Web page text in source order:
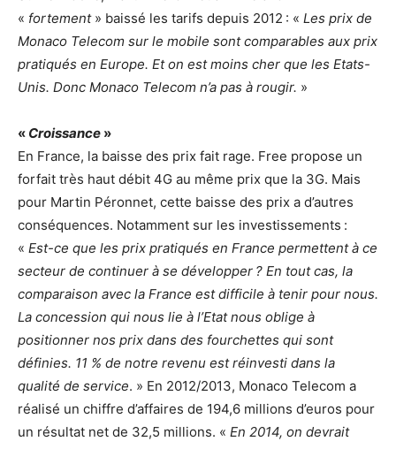
« fortement» baissé les tarifs depuis 2012 : « Les prix de
Monaco Telecom sur le mobile sont comparables aux prix
pratiqués en Europe. Et on est moins cher que les Etats-
Unis. Donc Monaco Telecom n’a pas à rougir. »
« Croissance »
En France, la baisse des prix fait rage. Free propose un
forfait très haut débit 4G au même prix que la 3G. Mais
pour Martin Péronnet, cette baisse des prix a d’autres
conséquences. Notamment sur les investissements :
« Est-ce que les prix pratiqués en France permettent à ce
secteur de continuer à se développer ? En tout cas, la
comparaison avec la France est difficile à tenir pour nous.
La concession qui nous lie à l’Etat nous oblige à
positionner nos prix dans des fourchettes qui sont
définies. 11 % de notre revenu est réinvesti dans la
qualité de service. » En 2012/2013, Monaco Telecom a
réalisé un chiffre d’affaires de 194,6 millions d’euros pour
un résultat net de 32,5 millions. « En 2014, on devrait